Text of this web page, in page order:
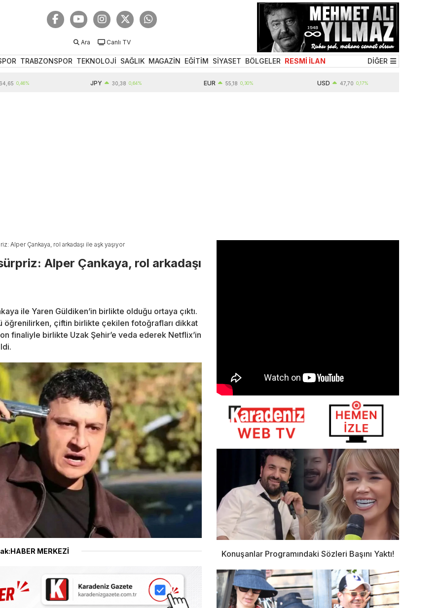
Ara Canlı TV
TRABZONSPOR TEKNOLOJİ SAĞLIK MAGAZİN EĞİTİM SİYASET BÖLGELER RESMİ İLAN DİĞER
30,38 0,64% 55,18 0,30% 47,70 0,17%
Alper Çankaya, rol arkadaşı ile aşk yaşıyor
Alper Çankaya, rol arkadaşı
ile Yaren Güldiken’in birlikte olduğu ortaya çıktı.
öğrenilirken, çiftin birlikte çekilen fotoğrafları dikkat
finaliyle birlikte Uzak Şehir’e veda ederek Netflix’in
MERKEZİ Konuşanlar Programındaki Sözleri Başını Yaktı!